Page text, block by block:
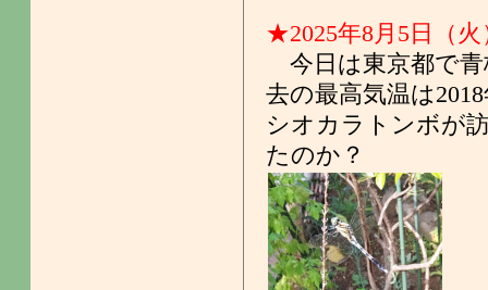
★2025年8月5日（
今日は東京都で青
去の最高気温は
シオカラトンボが
たのか？